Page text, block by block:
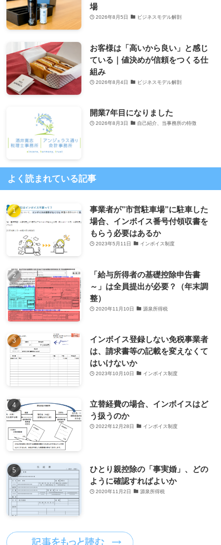
場
2026年8月5日 ビジネスモデル解剖
お客様は「高いから良い」と感じ
ている｜値決めが信頼をつくる仕
組み
2026年8月4日 ビジネスモデル解剖
開業7年目になりました
2026年8月3日 自己紹介、当事務所の特徴
よく読まれている記事
事業者が”市営駐車場”に駐車した
場合、インボイス番号付領収書を
もらう必要はあるか
2023年5月11日 インボイス制度
「給与所得者の基礎控除申告書
～」は全員提出が必要？（年末調
整）
2020年11月10日 源泉所得税
インボイス登録しない免税事業者
は、請求書等の記載を変えなくて
はいけないか
2023年10月10日 インボイス制度
立替経費の場合、インボイスはど
う扱うのか
2022年12月28日 インボイス制度
ひとり親控除の「事実婚」、どの
ように確認すればよいか
2020年11月2日 源泉所得税